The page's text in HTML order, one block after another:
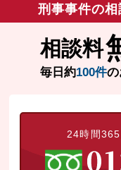
刑事事件の相
相談料
毎日約100件の
24時間